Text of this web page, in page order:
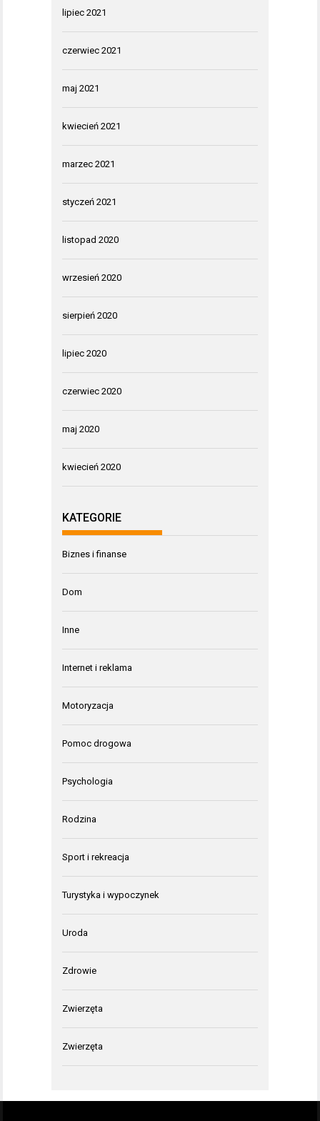
lipiec 2021
czerwiec 2021
maj 2021
kwiecień 2021
marzec 2021
styczeń 2021
listopad 2020
wrzesień 2020
sierpień 2020
lipiec 2020
czerwiec 2020
maj 2020
kwiecień 2020
KATEGORIE
Biznes i finanse
Dom
Inne
Internet i reklama
Motoryzacja
Pomoc drogowa
Psychologia
Rodzina
Sport i rekreacja
Turystyka i wypoczynek
Uroda
Zdrowie
Zwierzęta
Zwierzęta